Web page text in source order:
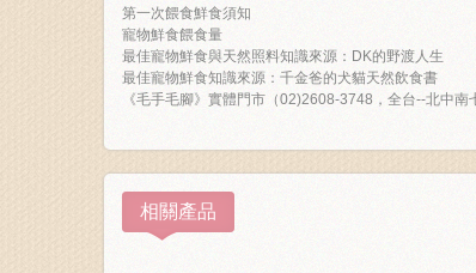
第一次餵食鮮食須知
寵物鮮食餵食量
最佳寵物鮮食與天然照料知識來源：DK的野渡人生
最佳寵物鮮食知識來源：千金爸的犬貓天然飲食書
《毛手毛腳》實體門市（02)2608-3748，全台--北中南
相關產品